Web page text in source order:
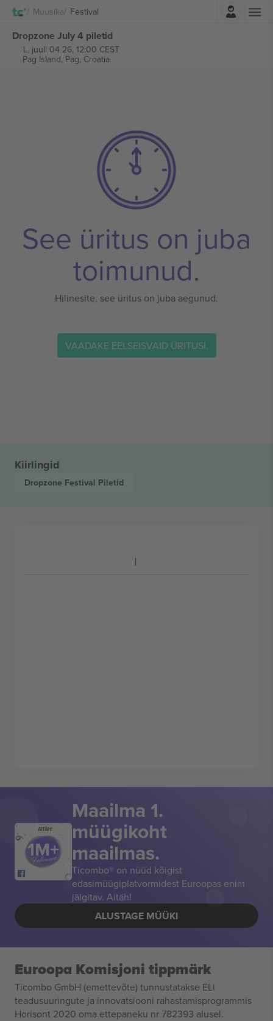
Muusika Festival
Dropzone July 4 piletid
L, juuli 04 26, 12:00 CEST
Pag Island, Pag, Croatia
See üritus on juba
toimunud.
Hilinesite, see üritus on juba aegunud.
VAADAKE EELSEISVAID ÜRITUSI.
Kiirlingid
Dropzone Festival Piletid
AITÄH!
Maailma 1.
müügikoht
maailmas.
Ticombo® on nüüd kõigist
edasimüügiplatvormidest Euroopas enim
jälgitav. Aitäh!
ALUSTAGE MÜÜKI
Euroopa Komisjoni tippmärk
Ticombo GmbH (emettevõte) tunnustatakse ELi
teadusuuringute ja innovatsiooni rahastamisprogrammis
Horisont 2020 oma ettepaneku nr 782393 alusel.